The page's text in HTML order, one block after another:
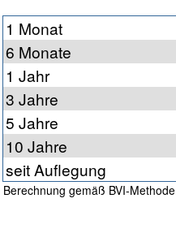
1 Monat
6 Monate
1 Jahr
3 Jahre
5 Jahre
10 Jahre
seit Auflegung
Berechnung gemäß BVI-Methode